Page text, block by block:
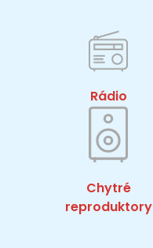
Rádio
Chytré
reproduktory